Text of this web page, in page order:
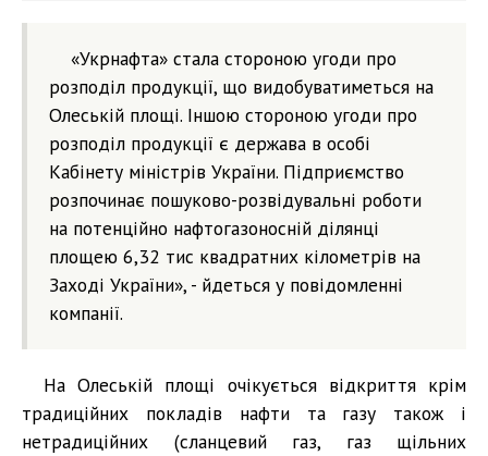
«Укрнафта» стала стороною угоди про
розподіл продукції, що видобуватиметься на
Олеській площі. Іншою стороною угоди про
розподіл продукції є держава в особі
Кабінету міністрів України. Підприємство
розпочинає пошуково-розвідувальні роботи
на потенційно нафтогазоносній ділянці
площею 6,32 тис квадратних кілометрів на
Заході України», - йдеться у повідомленні
компанії.
На Олеській площі очікується відкриття крім
традиційних покладів нафти та газу також і
нетрадиційних (сланцевий газ, газ щільних